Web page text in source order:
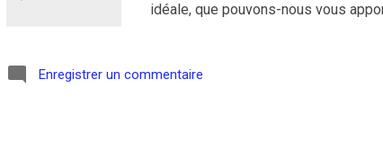
idéale, que pouvons-nous vous
Enregistrer un commentaire